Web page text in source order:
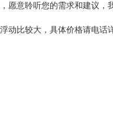
愿意聆听您的需求和建议，
动比较大，具体价格请电话